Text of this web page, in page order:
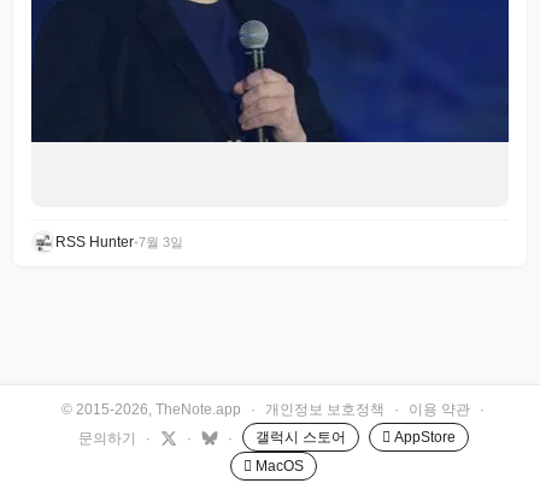
RSS Hunter•7월 3일
© 2015-2026, TheNote.app · 개인정보 보호정책 · 이용 약관
·
문의하기
· · · 갤럭시 스토어
 AppStore
 MacOS